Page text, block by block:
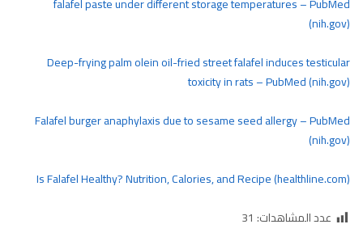
falafel paste under different storage temperatures – PubMed
(nih.gov)
Deep-frying palm olein oil-fried street falafel induces testicular
toxicity in rats – PubMed (nih.gov)
Falafel burger anaphylaxis due to sesame seed allergy – PubMed
(nih.gov)
Is Falafel Healthy? Nutrition, Calories, and Recipe (healthline.com)
عدد المشاهدات: 31